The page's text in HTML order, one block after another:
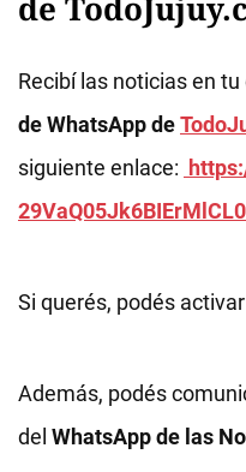
Recibí las noticias en
de WhatsApp de
siguiente enlace:
Si querés, podés
Además, podés
del WhatsApp de las